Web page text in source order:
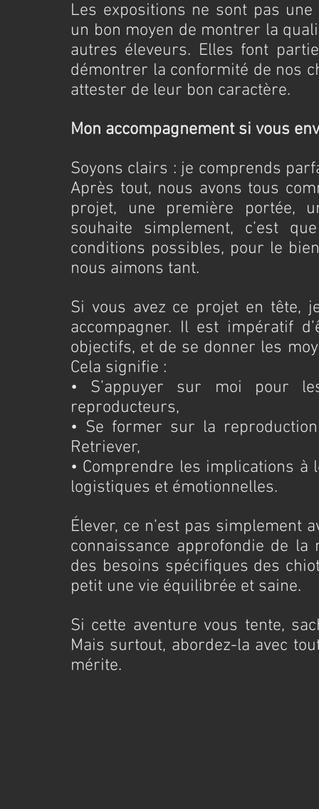
Les expositions ne sont pas
un bon moyen de montrer la
autres éleveurs. Elles font
démontrer la conformité de nos
attester de leur bon caractère.
Mon accompagnement si vous
Soyons clairs : je comprends
Après tout, nous avons tous
projet, une première portée,
souhaite simplement, c’est
conditions possibles, pour le
nous aimons tant.
Si vous avez ce projet en tête,
accompagner. Il est impératif
objectifs, et de se donner les
Cela signifie :
• S’appuyer sur moi pour
reproducteurs,
• Se former sur la
Retriever,
• Comprendre les implications
logistiques et émotionnelles.
Élever, ce n’est pas simplement
connaissance approfondie de
des besoins spécifiques des
petit une vie équilibrée et saine.
Si cette aventure vous tente,
Mais surtout, abordez-la avec
mérite.